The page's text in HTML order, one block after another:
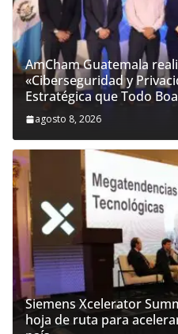
AmCham Guatemala
«Ciberseguridad y
Estratégica que Todo
agosto 8, 2026
Siemens Xcelerator
hoja de ruta para